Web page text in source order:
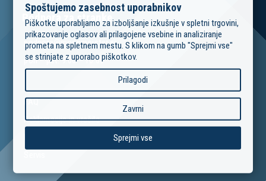
Podpora za stranke
podpora@modrimojster.si
pon – pet: 9:00 – 16:00
FAQ
Reklamacije in vračila
Spoštujemo zasebnost uporabnikov
Piškotke uporabljamo za izboljšanje izkušnje v spletni trgovini,
prikazovanje oglasov ali prilagojene vsebine in analiziranje
prometa na spletnem mestu. S klikom na gumb "Sprejmi vse"
se strinjate z uporabo piškotkov.
Prilagodi
Zavrni
Sprejmi vse